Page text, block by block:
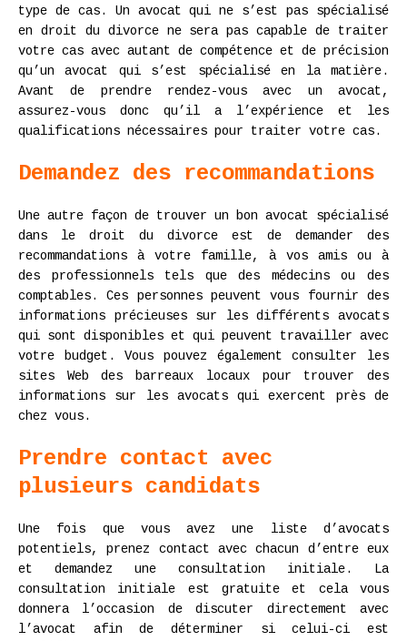
type de cas. Un avocat qui ne s’est pas spécialisé
en droit du divorce ne sera pas capable de traiter
votre cas avec autant de compétence et de précision
qu’un avocat qui s’est spécialisé en la matière.
Avant de prendre rendez-vous avec un avocat,
assurez-vous donc qu’il a l’expérience et les
qualifications nécessaires pour traiter votre cas.
Demandez des recommandations
Une autre façon de trouver un bon avocat spécialisé
dans le droit du divorce est de demander des
recommandations à votre famille, à vos amis ou à
des professionnels tels que des médecins ou des
comptables. Ces personnes peuvent vous fournir des
informations précieuses sur les différents avocats
qui sont disponibles et qui peuvent travailler avec
votre budget. Vous pouvez également consulter les
sites Web des barreaux locaux pour trouver des
informations sur les avocats qui exercent près de
chez vous.
Prendre contact avec
plusieurs candidats
Une fois que vous avez une liste d’avocats
potentiels, prenez contact avec chacun d’entre eux
et demandez une consultation initiale. La
consultation initiale est gratuite et cela vous
donnera l’occasion de discuter directement avec
l’avocat afin de déterminer si celui-ci est